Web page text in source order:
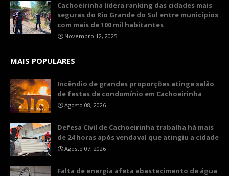
Cachoeirinha lidera ranking das cidades mais
seguras do Rio Grande do Sul entre municípios
com mais de 100 mil habitantes
Novembro 12, 2025
MAIS POPULARES
Incêndio de grandes proporções atinge salão
de festas de condomínio em Cachoeirinha
Agosto 08, 2026
Defesa Civil de Cachoeirinha trabalha há mais
de 24 horas após vendaval que atingiu a cidade
Agosto 07, 2026
Falta de energia afeta abastecimento de água